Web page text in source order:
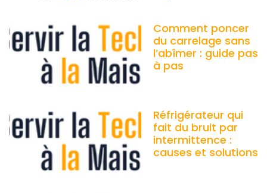
Comment poncer
du carrelage sans
l’abîmer : guide pas
à pas
Réfrigérateur qui
fait du bruit par
intermittence :
causes et solutions